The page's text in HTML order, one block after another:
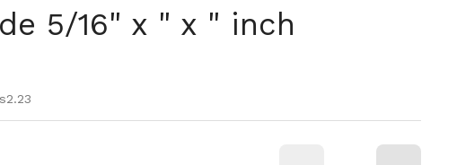
5/16" x " x " inch
oferta